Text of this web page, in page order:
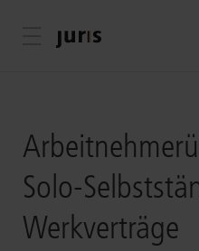
Menü öffnen
Solo-
Werkverträge